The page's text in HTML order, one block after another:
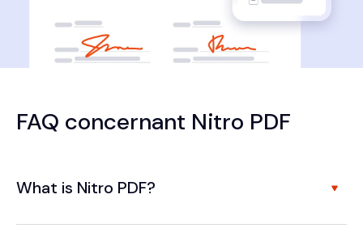
FAQ concernant Nitro PDF
What is Nitro PDF?